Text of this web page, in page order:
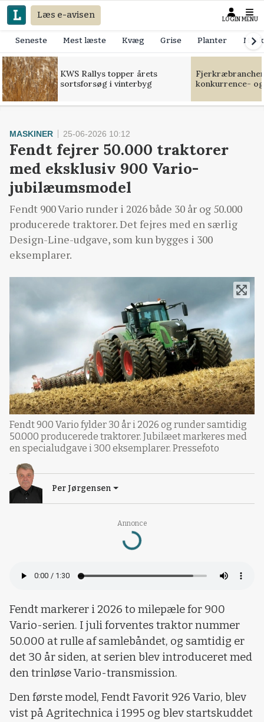
Læs e-avisen LOGIN MENU
Seneste Mest læste Kvæg Grise Planter
KWS Rallys topper årets
sortsforsøg i vinterbyg
konkurrence-
Annonce
Loading...
MASKINER 25-06-2026 10:12
Fendt fejrer 50.000 traktorer
med eksklusiv 900 Vario-
jubilæumsmodel
Fendt 900 Vario runder i 2026 både 30 år og 50.000
producerede traktorer. Det fejres med en særlig
Design-Line-udgave, som kun bygges i 300
eksemplarer.
Fendt 900 Vario fylder 30 år i 2026 og runder samtidig
50.000 producerede traktorer. Jubilæet markeres med
en specialudgave i 300 eksemplarer. Pressefoto
Per Jørgensen
Fendt markerer i 2026 to milepæle for 900
Vario-serien. I juli forventes traktor nummer
50.000 at rulle af samlebåndet, og samtidig er
det 30 år siden, at serien blev introduceret med
den trinløse Vario-transmission.
Den første model, Fendt Favorit 926 Vario, blev
vist på Agritechnica i 1995 og blev startskuddet